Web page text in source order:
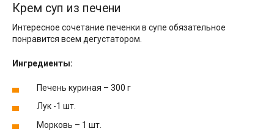
Крем суп из печени
Интересное сочетание печенки в супе обязательное
понравится всем дегустатором.
Ингредиенты:
Печень куриная – 300 г
Лук -1 шт.
Морковь – 1 шт.